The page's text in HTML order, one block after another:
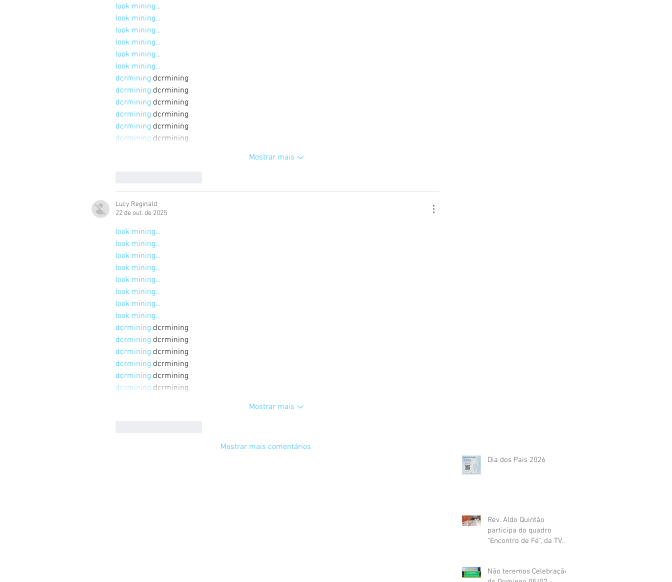
look mining…
look mining…
look mining…
look mining…
look mining…
look mining…
dcrmining dcrmining
dcrmining dcrmining
dcrmining dcrmining
dcrmining dcrmining
dcrmining dcrmining
dcrmining dcrmining
Mostrar mais
Lucy Reginald
22 de out. de 2025
look mining…
look mining…
look mining…
look mining…
look mining…
look mining…
look mining…
look mining…
dcrmining dcrmining
dcrmining dcrmining
dcrmining dcrmining
dcrmining dcrmining
dcrmining dcrmining
dcrmining dcrmining
Mostrar mais
Mostrar mais comentários
Dia dos Pais 2026
Rev. Aldo Quintão
participa do quadro
"Encontro de Fé", da TV
Não teremos Celebração